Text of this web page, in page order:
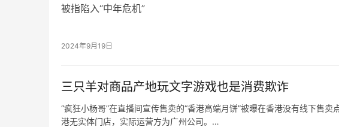
被指陷入“中年危机”
2030年，销售额将达到1000亿元人民币。
根据福建省工商联发布的“2020福建省民营企业100强”名单，九牧
营业收入为63.16亿元，若以此为基准，九牧2020年的销售额下
47.4%。
2024年9月19日
三只羊对商品产地玩文字游戏也是消费欺诈
“疯狂小杨哥”在直播间宣传售卖的“香港高端月饼”被曝在香港没有线下售
港无实体门店，实际运营方为广州公司。